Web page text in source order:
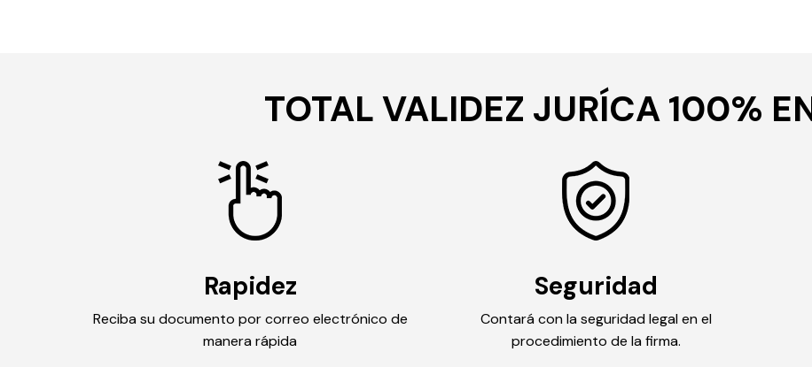
TOTAL VALIDEZ JURÍCA 100%
Rapidez
Reciba su documento por correo electrónico de
manera rápida
Seguridad
Contará con la seguridad legal en el
procedimiento de la firma.